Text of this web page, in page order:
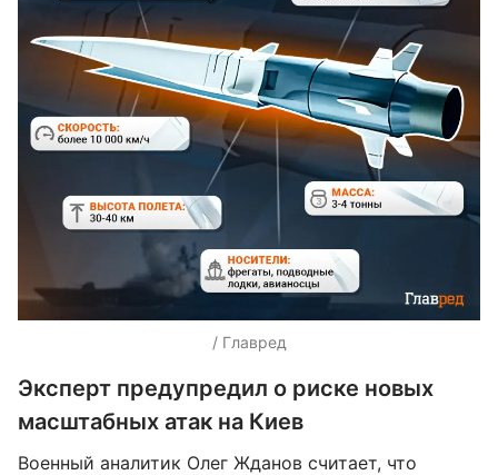
/ Главред
Эксперт предупредил о риске новых
масштабных атак на Киев
Военный аналитик Олег Жданов считает, что